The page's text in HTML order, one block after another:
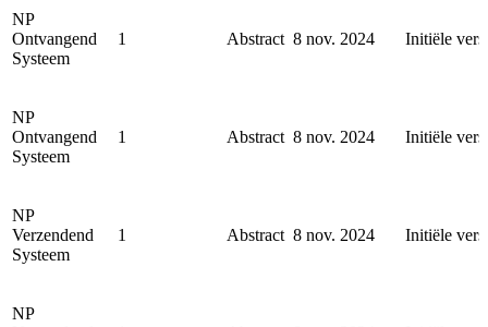
NP
Ontvangend
Systeem
1 Abstract 8 nov. 2024 Initiële
NP
Ontvangend
Systeem
1 Abstract 8 nov. 2024 Initiële
NP
Verzendend
Systeem
1 Abstract 8 nov. 2024 Initiële
NP